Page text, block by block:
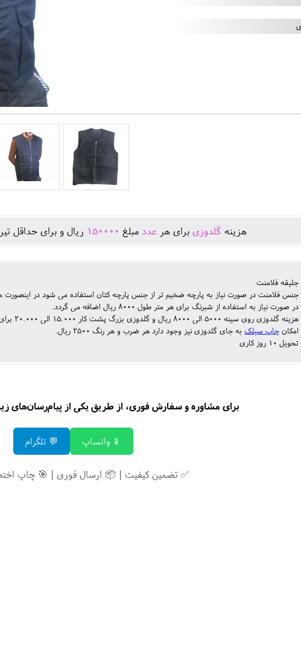
هزينه گلدوزی برای هرعدد مبلغ 150000 ريال و برای حداقل
جلیقه فلامنت
جنس فلامنت در صورت نیاز به پارچه ضخیم تر از جنس پارچه کتان استفاده می شود در اینصورت مبلغ 100.000 ریال به مبلغ اضافه می
در صورت نیاز به استفاده از شبرنگ برای هر متر طول 8000 ریال اضافه می گردد.
هزینه گلدوزی روی سینه 5000 الی 8000 ریال و گلدوزی بزرگ پشت کار 15.000 الی 20.000 برای هر عدد محاسبه و اضافه می گردد.
امکان چاپ سیلکبه جای گلدوزی نیز وجود دارد هر ضرب و هر رنگ 2500 ریال.
تحویل 10 روز کاری
برای مشاوره و سفارش فوری، از طریق یکی از پیام‌رسان‌های زیر
📱 واتساپ 💬 تلگرام
✅ تضمین کیفیت | 📦 ارسال فوری | 🎯 چاپ